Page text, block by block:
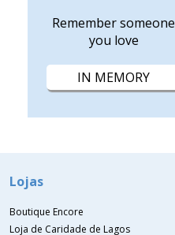
Remember someone
you love
IN MEMORY
Lojas
Boutique Encore
Loja de Caridade de Lagos